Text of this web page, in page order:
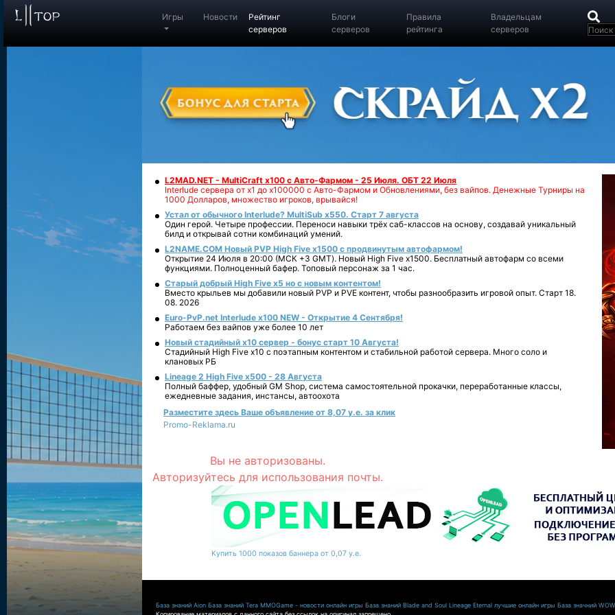
Игры Новости
Рейтинг
серверов
Блоги
серверов
Правила
рейтинга
Владельцам
серверов
L2MAD.NET - MultiCraft x100 с Авто-Фармом - 25 Июля. ОБТ 22 Июля
Interlude сервера от х1 до х100000 с Авто-Фармом и Обновлениями, без вайпов. Денежные Турниры на
1000 Долларов, множество игроков, врывайся!
Устал от обычного Interlude? MultiSub x550. Старт 7 августа
Один герой. Четыре профессии. Переноси навыки трёх саб-классов на основу, создавай уникальный
билд и открывай сотни комбинаций умений.
L2NAME.COM Новый PVP High Five x1500 с продвинутым автофармом!
Открытие 24 Июля в 20:00 (МСК +3 GMT). Новый High Five x1500. Бесплатный автофарм со всеми
функциями. Полноценный бафер. Топовый персонаж за 1 час.
Старый добрый High Five x5 но с новым контентом!
Вместо крыльев мы добавили новый PVP и PVE контент, чтобы разнообразить игровой опыт. Старт 18.
08. 2026
Euro-PvP.net Interlude х100 NEW - Открытие 4 Сентября!
Работаем без вайпов уже более 10 лет
Новый стадийный х10 сервер - бонус старт 10 Августа!
Стадийный High Five x10 с поэтапным контентом и стабильной работой сервера. Много соло и
клановых РБ
Lineage 2 High Five x500 - 28 Августа
Полный баффер, удобный GM Shop, система самостоятельной прокачки, переработанные классы,
ежедневные задания, инстансы, автоохота
Разместите здесь Ваше объявление от 8,07 у.е. за клик
Promo-Reklama.ru
Вы не авторизованы.
Авторизуйтесь для использования почты.
Купить 1000 показов баннера от 0,07 у.е.
База знаний Aion База знаний Tera MMOGame - новости онлайн игры База знаний Blade and Soul Lineage Eternal лучшие онлайн игры База значний WOW